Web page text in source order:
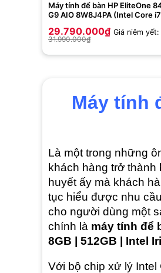
Máy tính để bàn HP EliteOne
G9 AIO 8W8J4PA (Intel Core
Graphics 770 | 23.8 inch FHD |
Cảm ứng | Win 11 | Bạc)
29.790.000₫ Giá niêm yết:
31.990.000₫
Máy tính
Là một trong những
khách hàng trở
huyết ấy mà khách
tục hiểu được nhu
cho người dùng một
chính là máy tính để
8GB | 512GB | Intel
Với bộ chip xử lý Intel